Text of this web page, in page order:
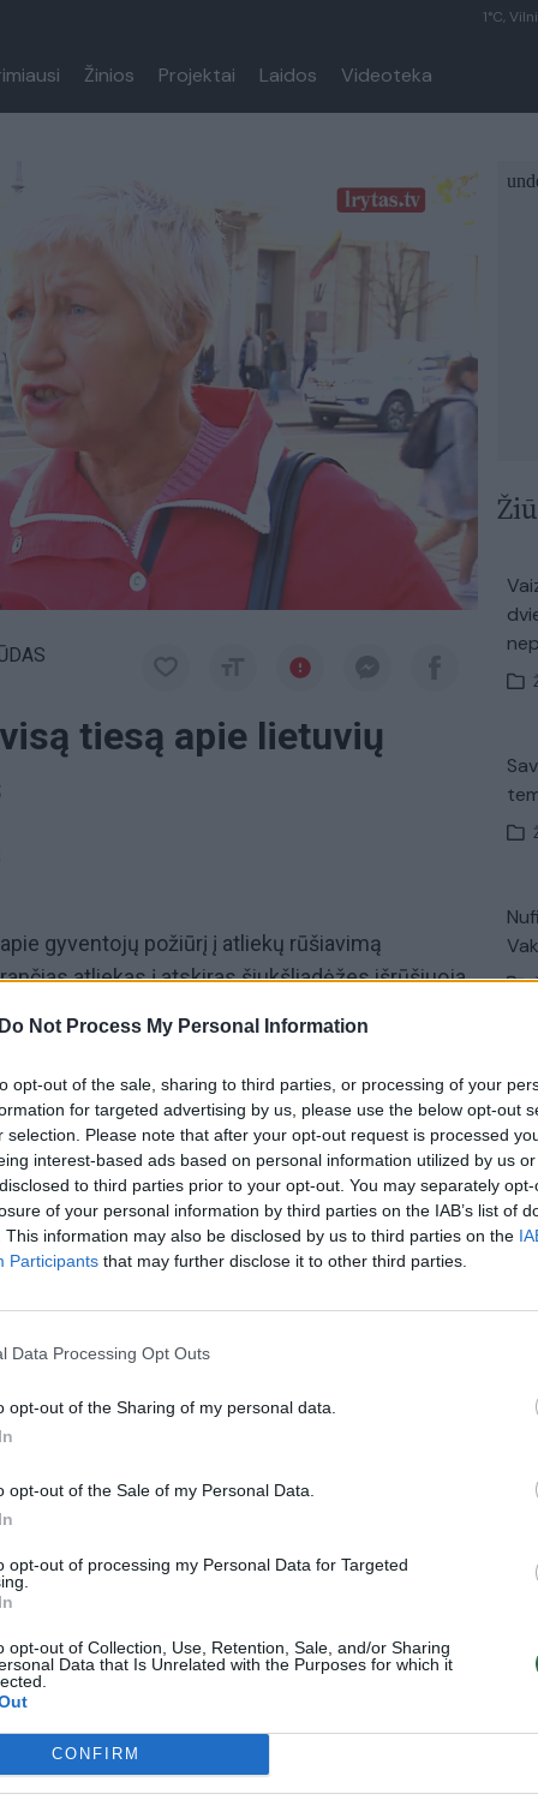
Do Not Process My Personal Information
opt-out of the sale, sharing to third parties, or processing of your
for targeted advertising by us, please use the below opt-out
selection. Please note that after your opt-out request is processed
interest-based ads based on personal information utilized by us
to third parties prior to your opt-out. You may separately
of your personal information by third parties on the IAB’s list of
This information may also be disclosed by us to third parties on the
Participants that may further disclose it to other third parties.
Data Processing Opt Outs
opt-out of the Sharing of my personal data.
opt-out of the Sale of my Personal Data.
opt-out of processing my Personal Data for Targeted
opt-out of Collection, Use, Retention, Sale, and/or Sharing
Data that Is Unrelated with the Purposes for which it
CONFIRM
1°C,
Žinios Projektai Laidos Videoteka
tiesą apie lietuvių
gyventojų požiūrį į atliekų rūšiavimą
atliekas į atskiras šiukšliadėžes išrūšiuoja
šiukšles į atskirus maišelius ir paskui neša į
žmonių tai daro sąmoningai, nes žino,
abejojančių.
Kultūra Pakuočių tvarkymo organizacija
Karšta A. Kasparavičiaus ir Ž Pavilionio
Kuprines pasvėrę specialistai įspėja apie
pavojingą įprotį: tą daro daugiau nei pusė
Žinios | Lietuvos diena